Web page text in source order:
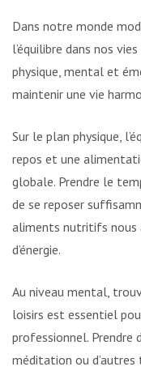
Dans notre monde
l’équilibre dans nos
physique, mental et
maintenir une vie
Sur le plan physique,
repos et une
globale. Prendre le
de se reposer
aliments nutritifs nous
d’énergie.
Au niveau mental,
loisirs est essentiel
professionnel. Prendre
méditation ou d’autres